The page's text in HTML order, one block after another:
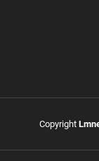
Copyright